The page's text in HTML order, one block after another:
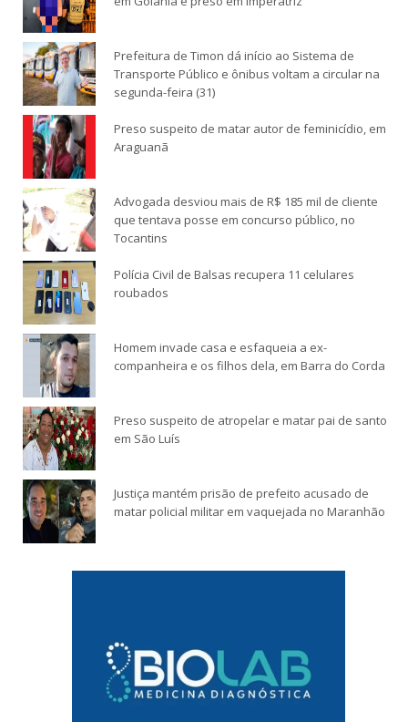
Prefeitura de Timon dá início ao Sistema de
Transporte Público e ônibus voltam a circular na
segunda-feira (31)
Preso suspeito de matar autor de feminicídio, em
Araguanã
Advogada desviou mais de R$ 185 mil de cliente
que tentava posse em concurso público, no
Tocantins
Polícia Civil de Balsas recupera 11 celulares
roubados
Homem invade casa e esfaqueia a ex-
companheira e os filhos dela, em Barra do Corda
Preso suspeito de atropelar e matar pai de santo
em São Luís
Justiça mantém prisão de prefeito acusado de
matar policial militar em vaquejada no Maranhão